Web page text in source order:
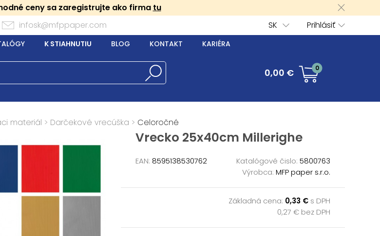
ceny sa zaregistrujte ako firma tu
infosk@mfppaper.com Prihlásiť
SK
K STIAHNUTIU BLOG KONTAKT KARIÉRA
0,00 € 0
materiál > Darčekové vrecúška > Celoročné
Vrecko 25x40cm Millerighe
EAN: 8595138530762 Katalógové čislo: 5800763
Výrobca: MFP paper s.r.o.
Základná cena: 0,33 € s DPH
0,27 € bez DPH